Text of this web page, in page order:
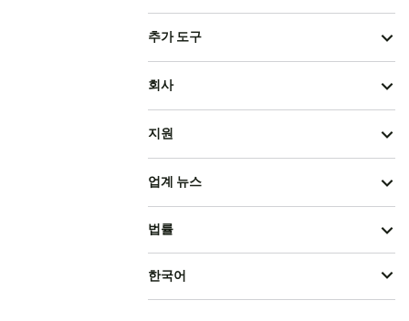
추가 도구
회사
지원
업계 뉴스
법률
한국어